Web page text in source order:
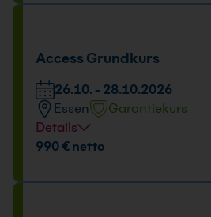
26.10. - 28.10.2026
Access Grundkurs
26.10. - 28.10.2026
Essen
Garantiekurs
Details
Veranstaltungsort
990 € netto